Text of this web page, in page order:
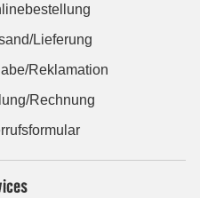
Lieferung
Reklamation
Rechnung